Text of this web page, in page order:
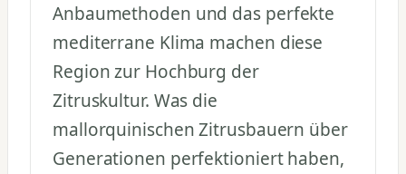
Anbaumethoden und das perfekte
mediterrane Klima machen diese
Region zur Hochburg der
Zitruskultur. Was die
mallorquinischen Zitrusbauern über
Generationen perfektioniert haben,